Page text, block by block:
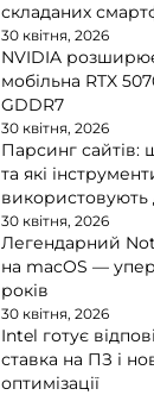
складаних
30 квітня, 2026
NVIDIA
мобільна RTX
GDDR7
30 квітня, 2026
Парсинг сайтів:
та які
використовують
30 квітня, 2026
Легендарний
на macOS —
років
30 квітня, 2026
Intel готує
ставка на ПЗ і
оптимізації